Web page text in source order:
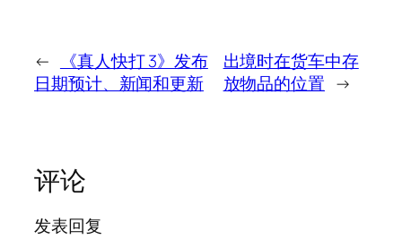
←
《真人快打 3》发布
日期预计、新闻和更新
出境时在货车中存
放物品的位置 →
评论
发表回复